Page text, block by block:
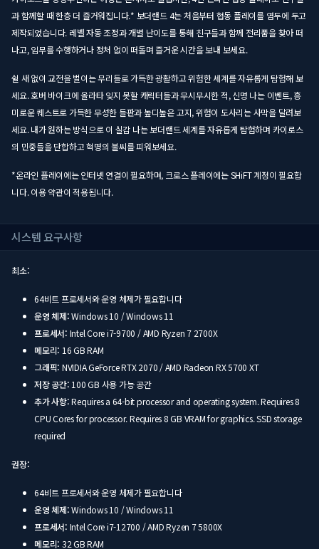
과 함께할 때 한층 더 즐거워집니다.* 보더랜드 4는 처음부터 협동 플레이를 염두에 두고
제작되었습니다. 레벨 자동 조정과 개별 난이도를 통해 친구들과 함께 전리품을 찾아 떠
나고, 임무를 수행하거나 정처 없이 떠돌며 즐거운 시간을 보내 보세요.
쉴 새 없이 교전을 벌이는 무리들로 가득한 광활하고 위험한 세계를 자유롭게 탐험해 보
세요. 호버 바이크에 올라타 잊지 못할 캐릭터들과 무시무시한 적, 신명 나는 이벤트, 흥
미로운 퀘스트로 가득한 무성한 들판과 높디높은 고지, 위험이 도사리는 사막을 달려보
세요. 내가 원하는 방식으로 이 실감 나는 보더랜드 세계를 자유롭게 탐험하며 카이로스
의 민중들을 단합하고 혁명의 불씨를 피워보세요.
*온라인 플레이에는 인터넷 연결이 필요하며, 크로스 플레이에는 SHiFT 계정이 필요합
니다. 이용 약관이 적용됩니다.
시스템 요구사항
최소:
64비트 프로세서와 운영 체제가 필요합니다
운영 체제:Windows 10 / Windows 11
프로세서: Intel Core i7-9700 / AMD Ryzen 7 2700X
메모리: 16 GB RAM
그래픽: NVIDIA GeForce RTX 2070 / AMD Radeon RX 5700 XT
저장 공간: 100 GB 사용 가능 공간
추가 사항:Requires a 64-bit processor and operating system. Requires 8
CPU Cores for processor. Requires 8 GB VRAM for graphics. SSD storage
required
권장:
64비트 프로세서와 운영 체제가 필요합니다
운영 체제:Windows 10 / Windows 11
프로세서: Intel Core i7-12700 / AMD Ryzen 7 5800X
메모리: 32 GB RAM